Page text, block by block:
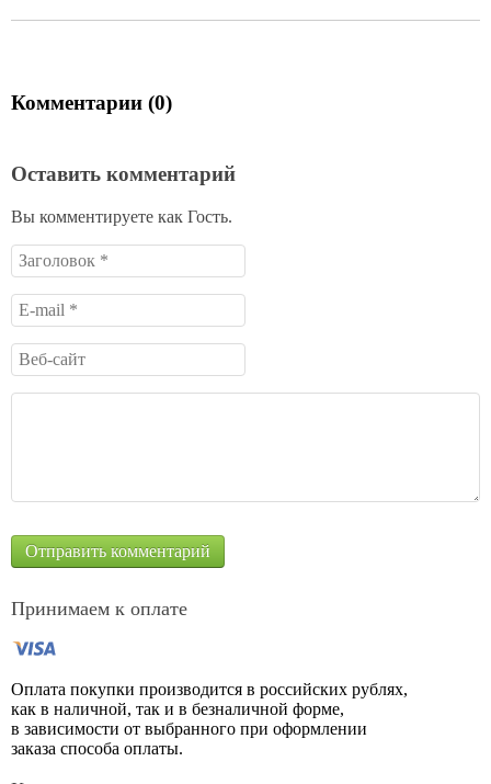
Комментарии (0)
Оставить комментарий
Вы комментируете как Гость.
Принимаем к оплате
Оплата покупки производится в российских рублях,
как в наличной, так и в безналичной форме,
в зависимости от выбранного при оформлении
заказа способа оплаты.